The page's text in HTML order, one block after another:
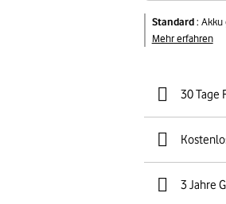
Standard: Akku
Mehr erfahren
30 Tage
3 Jahre